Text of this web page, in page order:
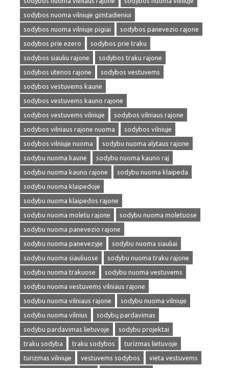
sodybos nuoma vilniuje gimtadieniui
sodybos nuoma vilniuje pigiai
sodybos panevezio rajone
sodybos prie ezero
sodybos prie traku
sodybos siauliu rajone
sodybos traku rajone
sodybos utenos rajone
sodybos vestuvems
sodybos vestuvems kaune
sodybos vestuvems kauno rajone
sodybos vestuvems vilniuje
sodybos vilniaus rajone
sodybos vilniaus rajone nuoma
sodybos vilniuje
sodybos vilniuje nuoma
sodybu nuoma alytaus rajone
sodybu nuoma kaune
sodybu nuoma kauno raj
sodybu nuoma kauno rajone
sodybu nuoma klaipeda
sodybu nuoma klaipedoje
sodybu nuoma klaipedos rajone
sodybu nuoma moletu rajone
sodybu nuoma moletuose
sodybu nuoma panevezio rajone
sodybu nuoma panevezyje
sodybu nuoma siauliai
sodybu nuoma siauliuose
sodybu nuoma traku rajone
sodybu nuoma trakuose
sodybu nuoma vestuvems
sodybu nuoma vestuvems vilniaus rajone
sodybu nuoma vilniaus rajone
sodybu nuoma vilniuje
sodybu nuoma vilnius
sodybų pardavimas
sodybu pardavimas lietuvoje
sodybu projektai
traku sodyba
traku sodybos
turizmas lietuvoje
turizmas vilniuje
vestuvems sodybos
vieta vestuvems